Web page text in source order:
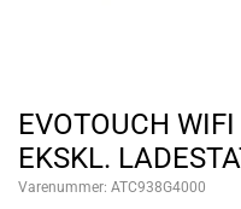
EVOTOUCH
EKSKL.
Varenummer: ATC938G4000